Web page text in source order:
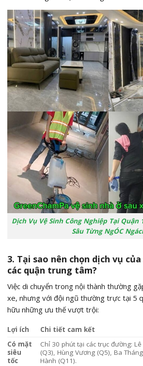
Dịch Vụ Vệ Sinh Công Nghiệp Tại Quận
Sâu Từng NgÓC
3. Tại sao nên chọn dịch vụ
các quận trung tâm?
Việc di chuyển trong nội thành thường
xe, nhưng với đội ngũ thường trực tại 5
hữu những ưu thế vượt trội:
Lợi ích
Chi tiết cam kết
Có mặt
siêu
tốc
Chỉ 30 phút tại các trục đường:
(Q3), Hùng Vương (Q5), Ba
Hành (Q11).